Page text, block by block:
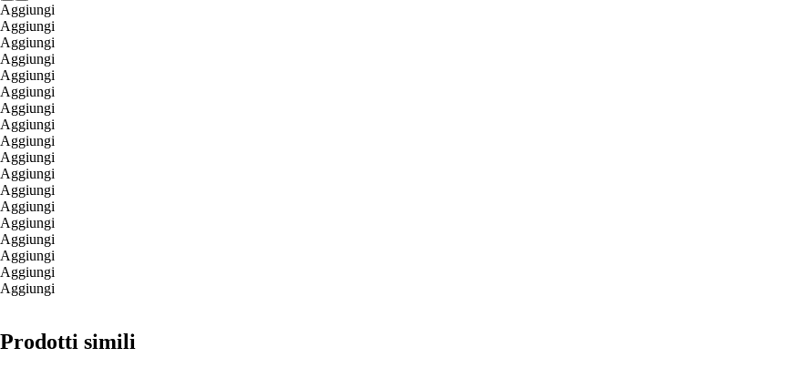
Aggiungi
Aggiungi
Aggiungi
Aggiungi
Aggiungi
Aggiungi
Aggiungi
Aggiungi
Aggiungi
Aggiungi
Aggiungi
Aggiungi
Aggiungi
Aggiungi
Aggiungi
Aggiungi
Aggiungi
Aggiungi
Prodotti simili